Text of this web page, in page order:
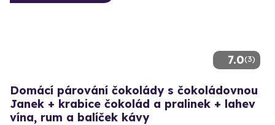
7.0(3)
Domácí párování čokolády s čokoládovnou
Janek + krabice čokolád a pralinek + lahev
vína, rum a balíček kávy